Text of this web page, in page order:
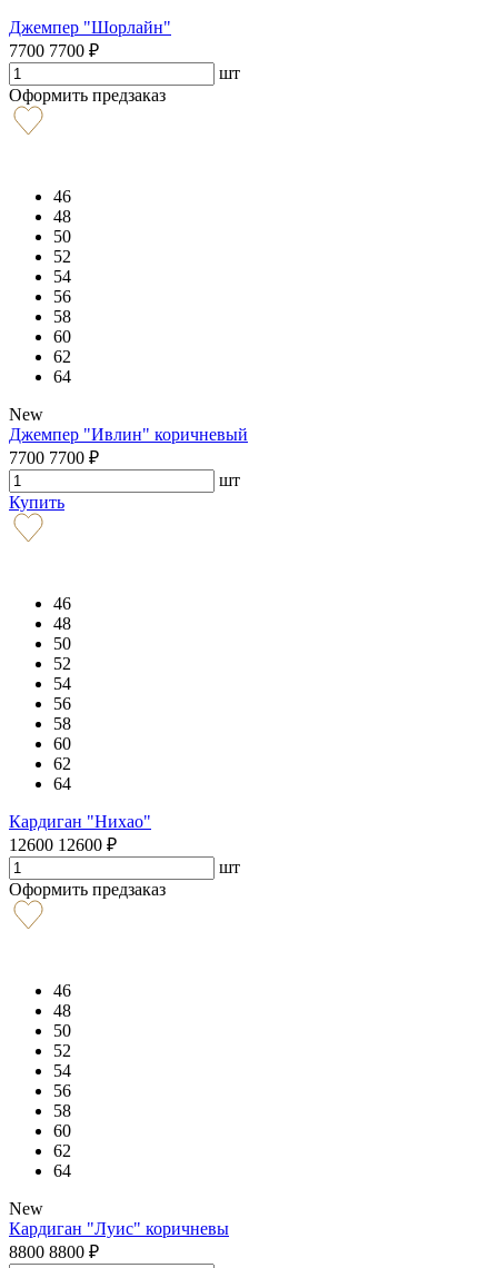
Джемпер "Шорлайн"
7700 7700 ₽
шт
Оформить предзаказ
46
48
50
52
54
56
58
60
62
64
New
Джемпер "Ивлин" коричневый
7700 7700 ₽
шт
Купить
46
48
50
52
54
56
58
60
62
64
Кардиган "Нихао"
12600 12600 ₽
шт
Оформить предзаказ
46
48
50
52
54
56
58
60
62
64
New
Кардиган "Луис" коричневы
8800 8800 ₽